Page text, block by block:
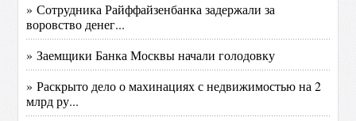
» Сотрудника Райффайзенбанка задержали за
воровство денег...
» Заемщики Банка Москвы начали голодовку
» Раскрыто дело о махинациях с недвижимостью на 2
млрд ру...